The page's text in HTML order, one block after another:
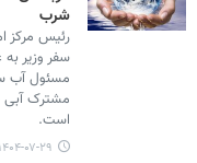
شرب
رئیس مرکز
سفر وزیر
مسئول آب
مشترک آبی
است.
۱۴۰۴-۰۷-۲۹ ۱۴:۲۸